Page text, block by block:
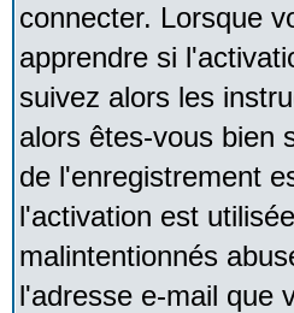
connecter. Lorsque
apprendre si
suivez alors les
alors êtes-vous bien
de l'enregistrement
l'activation est
malintentionnés
l'adresse e-mail que